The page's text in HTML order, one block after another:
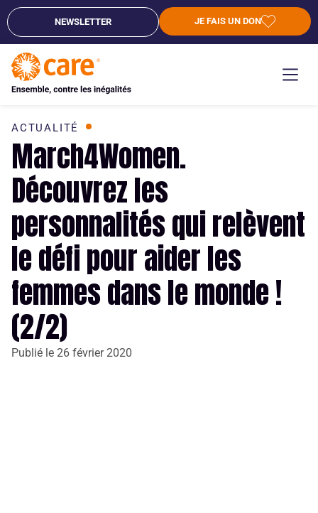
NEWSLETTER JE FAIS UN DON
ACTUALITÉ
March4Women.
Découvrez les
personnalités qui relèvent
le défi pour aider les
femmes dans le monde !
(2/2)
Publié le 26 février 2020